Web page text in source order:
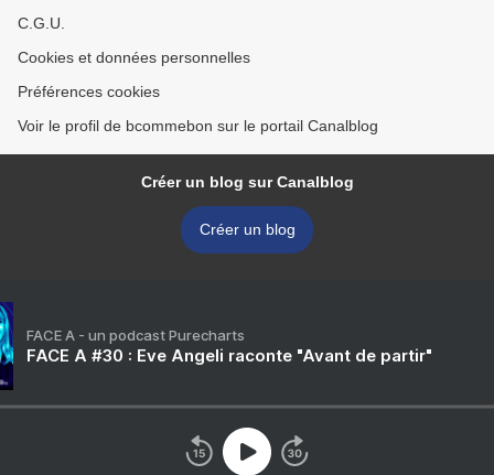
C.G.U.
Cookies et données personnelles
Préférences cookies
Voir le profil de bcommebon sur le portail Canalblog
Créer un blog sur Canalblog
Créer un blog
FACE A - un podcast Purecharts
FACE A #30 : Eve Angeli raconte "Avant de partir"